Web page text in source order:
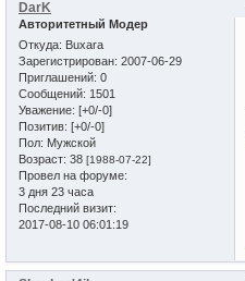
DarK
Авторитетный Модер
Откуда: Buxara
Зарегистрирован: 2007-06-29
Приглашений: 0
Сообщений: 1501
Уважение: [+0/-0]
Позитив: [+0/-0]
Пол: Мужской
Возраст: 38 [1988-07-22]
Провел на форуме:
3 дня 23 часа
Последний визит:
2017-08-10 06:01:19